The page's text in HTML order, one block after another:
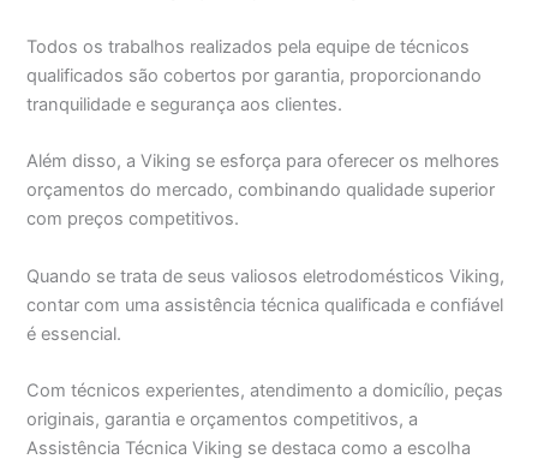
Todos os trabalhos realizados pela equipe de técnicos
qualificados são cobertos por garantia, proporcionando
tranquilidade e segurança aos clientes.
Além disso, a Viking se esforça para oferecer os melhores
orçamentos do mercado, combinando qualidade superior
com preços competitivos.
Quando se trata de seus valiosos eletrodomésticos Viking,
contar com uma assistência técnica qualificada e confiável
é essencial.
Com técnicos experientes, atendimento a domicílio, peças
originais, garantia e orçamentos competitivos, a
Assistência Técnica Viking se destaca como a escolha